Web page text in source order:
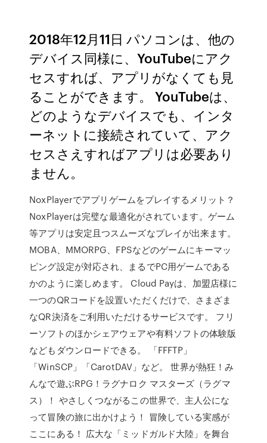
2018年12月11日 パソコンは、他の
デバイス同様に、YouTubeにアク
セスすれば、アプリがなくても見
ることができます。 YouTubeは、
どのようなデバイスでも、インタ
ーネットに接続されていて、アク
セスさえすればアプリは必要あり
ません。
NoxPlayerでアプリゲームをプレイするメリット？
NoxPlayerは完璧な最適化がされています。ゲーム
等アプリは安定且つスムーズなプレイが出来ます。
MOBA、MMORPG、FPSなどのゲームにキーマッ
ピング設定が対応され、まるでPC用ゲームである
かのように楽しめます。 Cloud Payは、加盟店様に
一つのQRコードを設置いただくだけで、さまざま
なQR決済をご利用いただけるサービスです。 フリ
ーソフトのほかシェアウェアや有料ソフトの体験版
などもダウンロードできる。 「FFFTP」
「WinSCP」「CarotDAV」など。 世界が熱狂！み
んなで遊ぶRPG！ラグナロク マスターズ（ラグマ
ス）！ やさしくつながるこの世界で、主人公にな
って冒険の旅に出かけよう！ 冒険している実感が
ここにある！ 広大な「ミッドガルド大陸」を舞台